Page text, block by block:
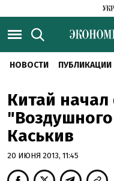
НОВОСТИ ПУБЛИКАЦИИ
Китай
Каськив
20 ИЮНЯ 2013, 11:45